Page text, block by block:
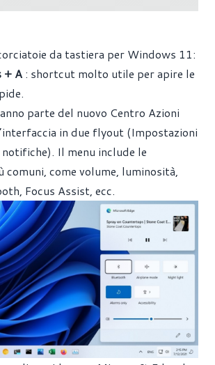
da tastiera per Windows 11:
+ A : shortcut molto utile per apire le
parte del nuovo Centro Azioni
in due flyout (Impostazioni
Il menu include le
comuni, come volume, luminosità,
Focus Assist, ecc.